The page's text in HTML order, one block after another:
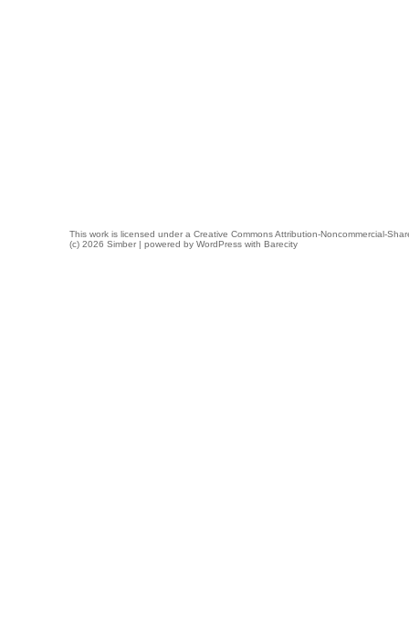
This work is licensed under a Creative Commons Attribution-Noncommercial-
(c) 2026 Simber | powered by WordPress with Barecity